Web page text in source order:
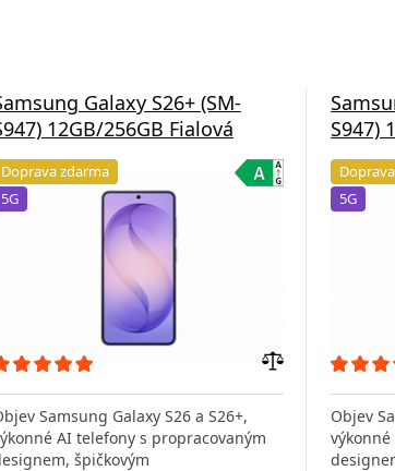
Galaxy S26+ (SM-
12GB/256GB Fialová
Doprava zdarma
5G
porovnání
Samsung Galaxy S26 a S26+,
AI telefony s propracovaným
špičkovým
S947)
5G
Objev